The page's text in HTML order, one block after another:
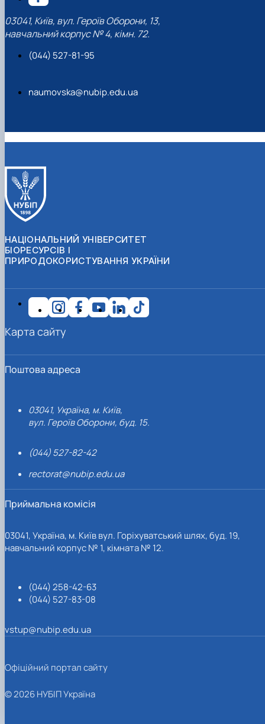
03041, Київ, вул. Героїв Оборони, 13,
навчальний корпус № 4, кімн. 72.
(044) 527-81-95
naumovska@nubip.edu.ua
НАЦІОНАЛЬНИЙ УНІВЕРСИТЕТ
БІОРЕСУРСІВ І
ПРИРОДОКОРИСТУВАННЯ УКРАЇНИ
Поштова адреса
03041, Україна, м. Київ,
вул. Героїв Оборони, буд. 15.
(044) 527-82-42
rectorat@nubip.edu.ua
Приймальна комісія
03041, Україна, м. Київ вул. Горіхуватський шлях, буд. 19,
навчальний корпус № 1, кімната № 12.
(044) 258-42-63
(044) 527-83-08
vstup@nubip.edu.ua
Карта сайту
Офіційний портал сайту
© 2026 НУБІП Україна